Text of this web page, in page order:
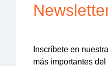
Inscríbete en
más importantes